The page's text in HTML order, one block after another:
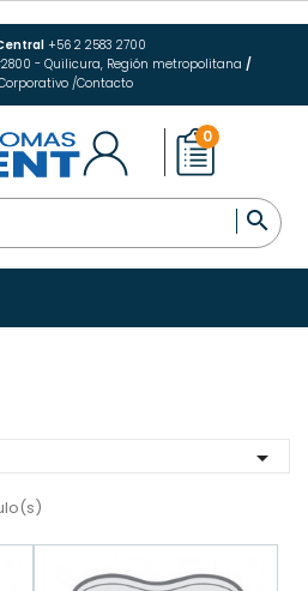
+56 2 2583 2700
- Quilicura, Región metropolitana /
/Contacto
0

